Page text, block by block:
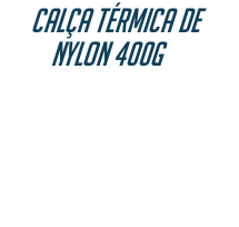
Calça Térmica de
Nylon 400g